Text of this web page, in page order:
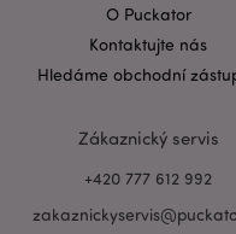
O Puckator
Kontaktujte nás
Hledáme obchodní
Zákaznický servis
+420 777 612 992